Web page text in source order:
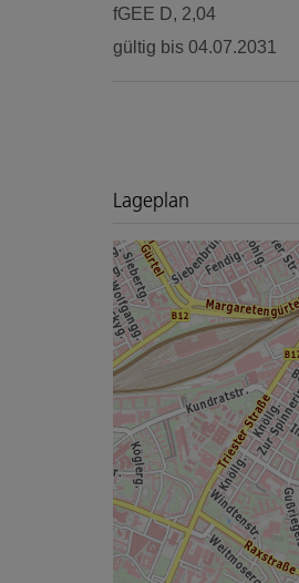
fGEE D, 2,04
gültig bis 04.07.2031
Lageplan